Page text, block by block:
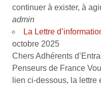
continuer à exister, à
admin
La Lettre
octobre 2025
Chers Adhérents
Penseurs de France
lien ci-dessous, la